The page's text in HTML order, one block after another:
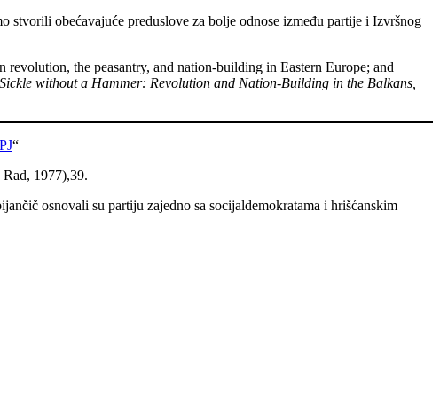
stvorili obećavajuće preduslove za bolje odnose između partije i Izvršnog
the peasantry, and nation-building in Eastern Europe; and
Sickle without a Hammer: Revolution and Nation-Building in the Balkans,
“
1977),39.
osnovali su partiju zajedno sa socijaldemokratama i hrišćanskim